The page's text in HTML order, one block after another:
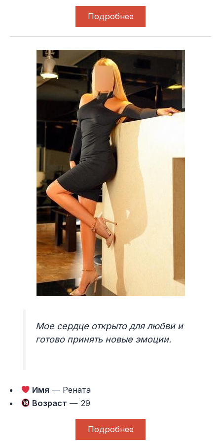
Подробнее
Мое сердце открыто для любви и
готово принять новые эмоции.
Имя — Рената
Возраст — 29
Подробнее